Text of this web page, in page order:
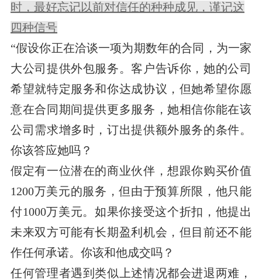
时，最好忘记以前对信任的种种成见，谨记这
四种信号
“假设你正在洽谈一项为期数年的合同，为一家
大公司提供外包服务。客户告诉你，她的公司
希望就特定服务和你达成协议，但她希望你愿
意在合同期间提供更多服务，她相信你能在该
公司需求增多时，订出提供额外服务的条件。
你该答应她吗？
假定有一位潜在的商业伙伴，想跟你购买价值
1200万美元的服务，但由于预算所限，他只能
付1000万美元。如果你接受这个折扣，他提出
未来双方可能有长期盈利机会，但目前还不能
作任何承诺。你该和他成交吗？
任何管理者遇到类似上述情况都会进退两难，